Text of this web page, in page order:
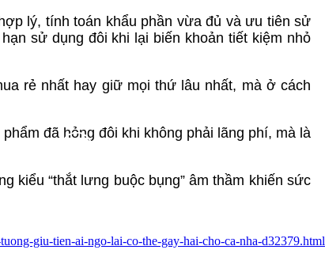
lý, tính toán khẩu phần vừa đủ và ưu tiên sử
sử dụng đôi khi lại biến khoản tiết kiệm nhỏ
rẻ nhất hay giữ mọi thứ lâu nhất, mà ở cách
đã hỏng đôi khi không phải lãng phí, mà là
kiểu “thắt lưng buộc bụng” âm thầm khiến sức
giu-tien-ai-ngo-lai-co-the-gay-hai-cho-ca-nha-d32379.html